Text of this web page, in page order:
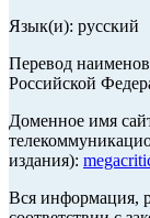
Язык(и): русский
Перевод
Российской
Доменное имя
издания):
Вся информация,